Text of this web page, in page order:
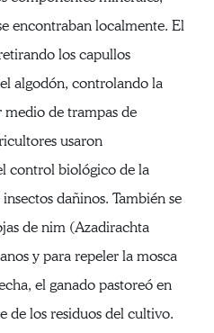
encontraban localmente. El
los capullos
algodón, controlando la
de trampas de
usaron
control biológico de la
dañinos. También se
de nim (Azadirachta
y para repeler la mosca
el ganado pastoreó en
de los residuos del cultivo.